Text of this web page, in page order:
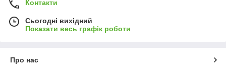
Контакти
Сьогодні вихідний
Показати весь графік роботи
Про нас